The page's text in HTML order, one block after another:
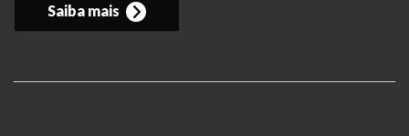
Saiba mais